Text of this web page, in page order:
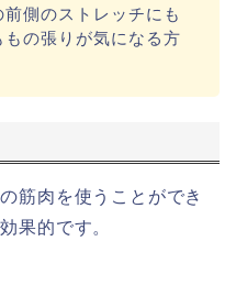
前側のストレッチにも
の張りが気になる方
筋肉を使うことができ
果的です。